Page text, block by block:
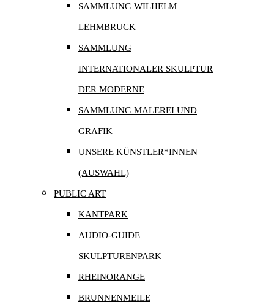
SAMMLUNG WILHELM
LEHMBRUCK
SAMMLUNG
INTERNATIONALER SKULPTUR
DER MODERNE
SAMMLUNG MALEREI UND
GRAFIK
UNSERE KÜNSTLER*INNEN
(AUSWAHL)
PUBLIC ART
KANTPARK
AUDIO-GUIDE
SKULPTURENPARK
RHEINORANGE
BRUNNENMEILE